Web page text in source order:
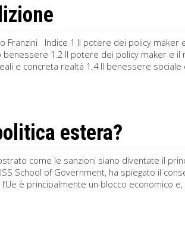
Franzini Indice 1 Il potere dei policy maker
1.2 Il potere dei policy maker e il
e concreta realtà 1.4 Il benessere
estera?
come le sanzioni siano diventate il
School of Government, ha spiegato il
è principalmente un blocco economico